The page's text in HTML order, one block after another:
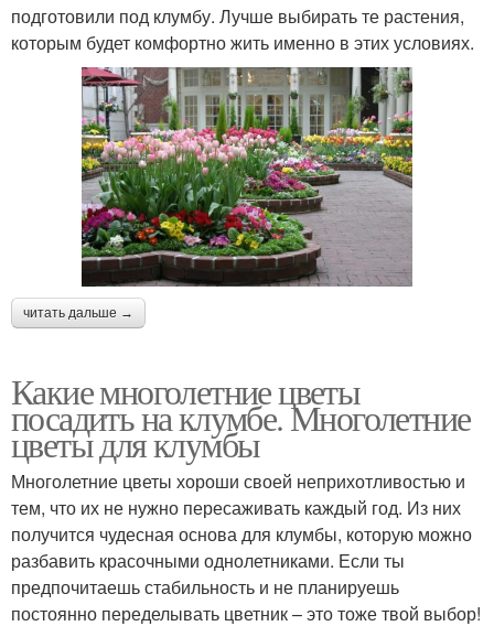
подготовили под клумбу. Лучше выбирать те растения,
которым будет комфортно жить именно в этих условиях.
читать дальше →
Какие многолетние цветы
посадить на клумбе. Многолетние
цветы для клумбы
Многолетние цветы хороши своей неприхотливостью и
тем, что их не нужно пересаживать каждый год. Из них
получится чудесная основа для клумбы, которую можно
разбавить красочными однолетниками. Если ты
предпочитаешь стабильность и не планируешь
постоянно переделывать цветник – это тоже твой выбор!